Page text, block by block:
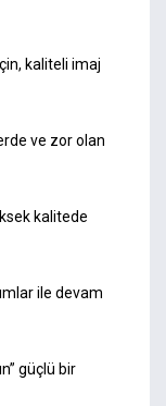
kaliteli imaj
ve zor olan
kalitede
ile devam
güçlü bir